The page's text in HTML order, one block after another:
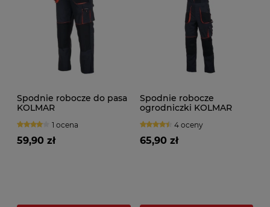
Spodnie robocze do pasa
KOLMAR
1 ocena
59,90 zł
Spodnie robocze
ogrodniczki KOLMAR
4 oceny
65,90 zł